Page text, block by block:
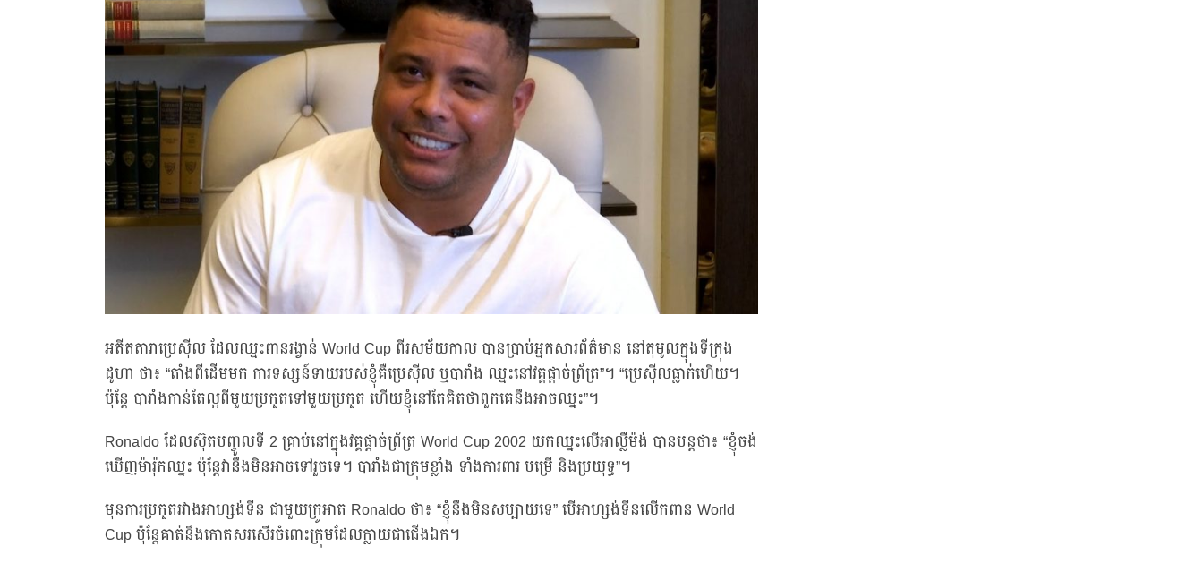
អតីតតារាប្រេស៊ីល ដែលឈ្នះពានរង្វាន់ World Cup ពីរសម័យកាល បានប្រាប់អ្នកសារព័ត៌មាន នៅតុមូលក្នុងទីក្រុង
ដូហា ថា៖ “តាំងពីដើមមក ការទស្សន៍ទាយរបស់ខ្ញុំគឺប្រេស៊ីល ឬបារាំង ឈ្នះនៅវគ្គផ្តាច់ព្រ័ត្រ”។ “ប្រេស៊ីលធ្លាក់ហើយ។
ប៉ុន្តែ បារាំងកាន់តែល្អពីមួយប្រកួតទៅមួយប្រកួត ហើយខ្ញុំនៅតែគិតថាពួកគេនឹងអាចឈ្នះ”។
Ronaldo ដែលស៊ុតបញ្ចូលទី 2 គ្រាប់នៅក្នុងវគ្គផ្ដាច់ព្រ័ត្រ World Cup 2002 យកឈ្នះលើអាល្លឺម៉ង់ បានបន្តថា៖ “ខ្ញុំចង់
ឃើញម៉ារ៉ុកឈ្នះ ប៉ុន្តែវានឹងមិនអាចទៅរួចទេ។ បារាំងជាក្រុមខ្លាំង ទាំងការពារ បម្រើ និងប្រយុទ្ធ”។
មុនការប្រកួតរវាងអាហ្សង់ទីន ជាមួយក្រូអាត Ronaldo ថា៖ “ខ្ញុំនឹងមិនសប្បាយទេ” បើអាហ្សង់ទីនលើកពាន World
Cup ប៉ុន្តែគាត់នឹងកោតសរសើរចំពោះក្រុមដែលក្លាយជាជើងឯក។